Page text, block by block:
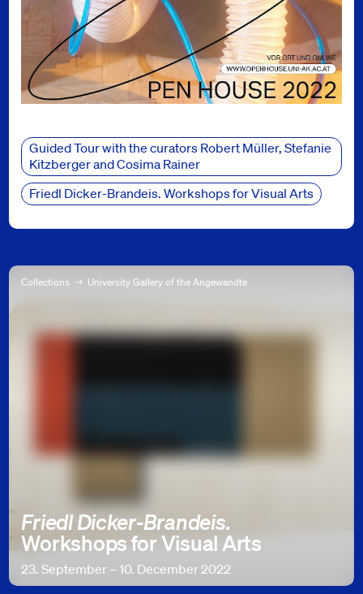
news_section_links
Guided Tour with the curators Robert Müller, Stefanie
Kitzberger and Cosima Rainer
Friedl Dicker-Brandeis. Workshops for Visual Arts
Friedl Dicker-Brandeis.
Workshops for Visual Arts
23. September – 10. December 2022
Collections University Gallery of the Angewandte